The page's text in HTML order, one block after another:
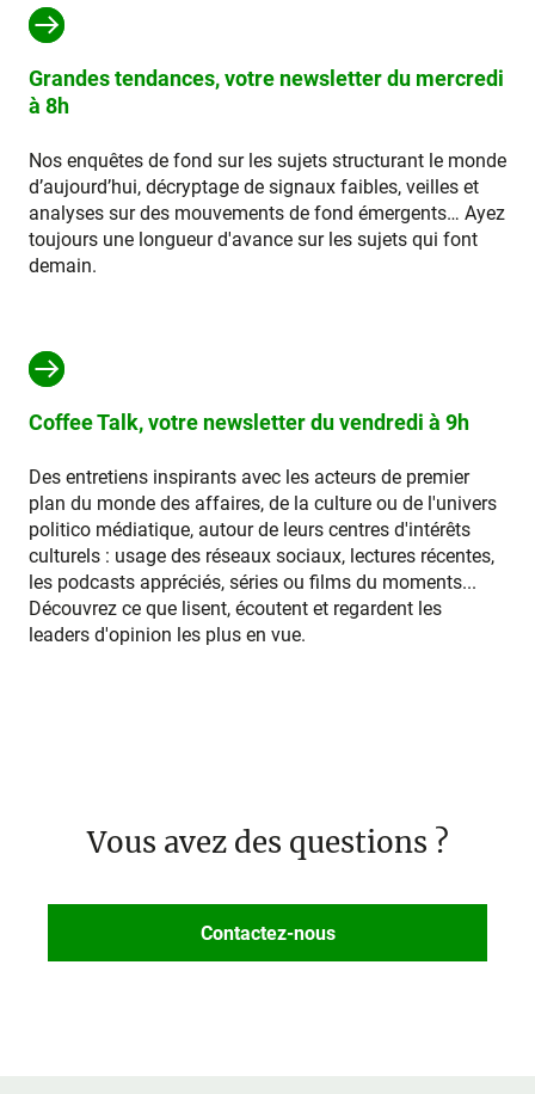
Grandes tendances, votre newsletter du mercredi
à 8h
Nos enquêtes de fond sur les sujets structurant le monde
d’aujourd’hui, décryptage de signaux faibles, veilles et
analyses sur des mouvements de fond émergents… Ayez
toujours une longueur d'avance sur les sujets qui font
demain.
Coffee Talk, votre newsletter du vendredi à 9h
Des entretiens inspirants avec les acteurs de premier
plan du monde des affaires, de la culture ou de l'univers
politico médiatique, autour de leurs centres d'intérêts
culturels : usage des réseaux sociaux, lectures récentes,
les podcasts appréciés, séries ou films du moments...
Découvrez ce que lisent, écoutent et regardent les
leaders d'opinion les plus en vue.
Vous avez des questions ?
Contactez-nous